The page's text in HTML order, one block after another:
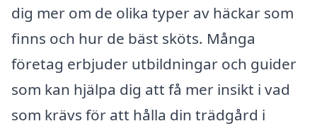
dig mer om de olika typer av häckar som
finns och hur de bäst sköts. Många
företag erbjuder utbildningar och guider
som kan hjälpa dig att få mer insikt i vad
som krävs för att hålla din trädgård i